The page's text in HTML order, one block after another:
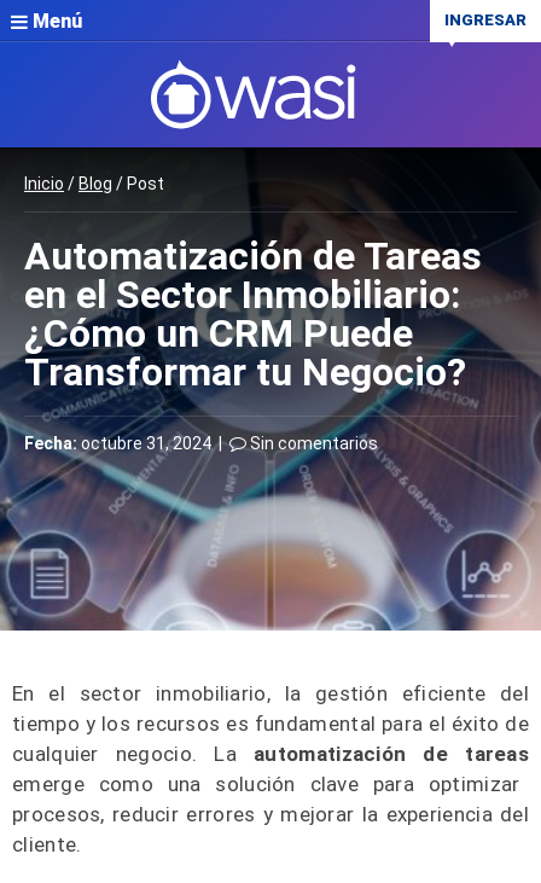
Menú INGRESAR
Inicio / Blog / Post
Automatización de Tareas
en el Sector Inmobiliario:
¿Cómo un CRM Puede
Transformar tu Negocio?
Fecha: octubre 31, 2024 | Sin comentarios
En el sector inmobiliario, la gestión eficiente del
tiempo y los recursos es fundamental para el éxito de
cualquier negocio. La automatización de tareas
emerge como una solución clave para optimizar
procesos, reducir errores y mejorar la experiencia del
cliente.